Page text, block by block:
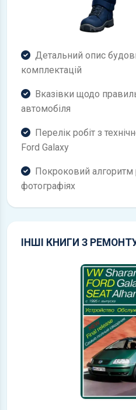
Детальний опис
комплектацій
Вказівки щодо
автомобіля
Перелік робіт з
Ford Galaxy
Покроковий алгоритм
фотографіях
ІНШІ КНИГИ З РЕМОНТУ